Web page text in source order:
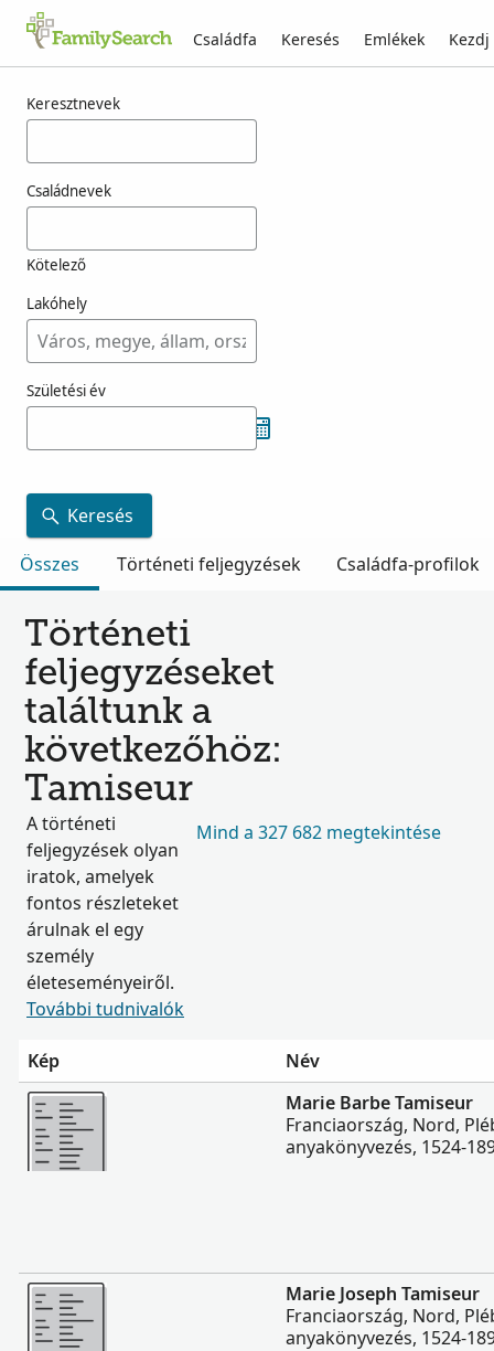
Családfa Keresés Emlékek
Keresztnevek
Családnevek
Kötelező
Lakóhely
Születési év
Keresés
Összes
Történeti feljegyzések Családfa-profilok
Történeti
feljegyzéseket
találtunk a
következőhöz:
Tamiseur
A történeti
feljegyzések olyan
iratok, amelyek
fontos részleteket
árulnak el egy
személy
életeseményeiről.
További tudnivalók
Mind a 327 682 megtekintése
Kép
Név
Több
Marie Barbe Tamiseur
Franciaország, Nord,
anyakönyvezés, 1524-
Több
Marie Joseph Tamiseur
Franciaország, Nord,
anyakönyvezés, 1524-